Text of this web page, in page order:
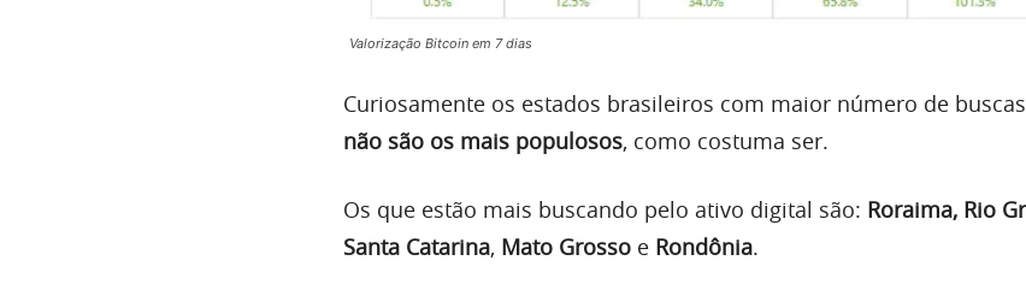
Valorização Bitcoin em 7 dias
Curiosamente os estados brasileiros com maior número de
não são os mais populosos, como costuma ser.
Os que estão mais buscando pelo ativo digital são: Roraima, Rio
Santa Catarina, Mato Grosso e Rondônia.